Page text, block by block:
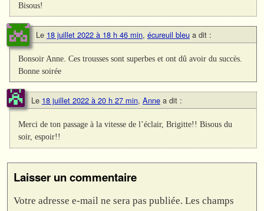
Bisous!
Le 18 juillet 2022 à 18 h 46 min, écureuil bleu a dit :
Bonsoir Anne. Ces trousses sont superbes et ont dû avoir du succès.
Bonne soirée
Le 18 juillet 2022 à 20 h 27 min, Anne a dit :
Merci de ton passage à la vitesse de l’éclair, Brigitte!! Bisous du
soir, espoir!!
Laisser un commentaire
Votre adresse e-mail ne sera pas publiée. Les champs